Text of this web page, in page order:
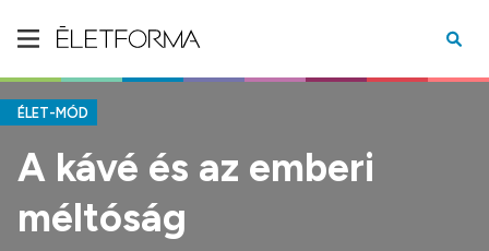
ÉLET-MÓD
A kávé és az emberi
méltóság